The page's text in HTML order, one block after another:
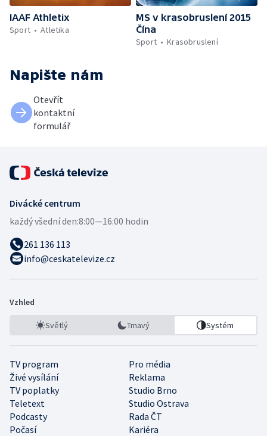
IAAF Athletix
Sport
Atletika
MS v krasobruslení 2015
Čína
Sport
Krasobruslení
Napište nám
Otevřít
kontaktní
formulář
Divácké centrum
každý všední den:8:00—16:00 hodin
261 136 113
info@ceskatelevize.cz
Vzhled
Světlý Tmavý Systém
TV program
Pro média
Živé vysílání
Reklama
TV poplatky
Studio Brno
Teletext
Studio Ostrava
Podcasty
Rada ČT
Počasí
Kariéra